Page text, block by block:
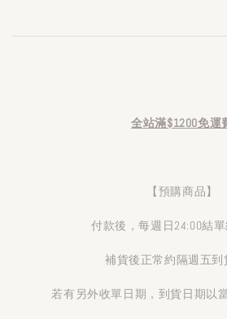
全站滿$1200免運
【預購商品】
付款後，每週日24:00結
補貨後正常約隔週五到
若有另外收單日期，到貨日期以